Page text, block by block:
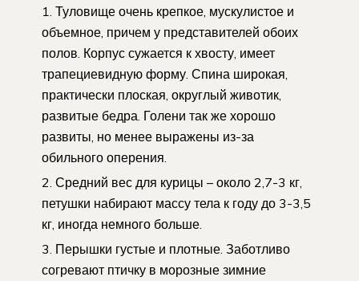
Туловище очень крепкое, мускулистое и
объемное, причем у представителей обоих
полов. Корпус сужается к хвосту, имеет
трапециевидную форму. Спина широкая,
практически плоская, округлый животик,
развитые бедра. Голени так же хорошо
развиты, но менее выражены из-за
обильного оперения.
Средний вес для курицы – около 2,7-3 кг,
петушки набирают массу тела к году до 3-3,5
кг, иногда немного больше.
Перышки густые и плотные. Заботливо
согревают птичку в морозные зимние